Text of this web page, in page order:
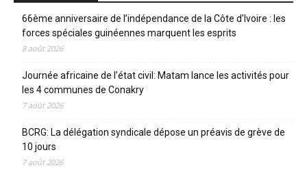
66ème anniversaire de l’indépendance de la Côte d’Ivoire : les
forces spéciales guinéennes marquent les esprits
8 août 2026
Journée africaine de l’état civil: Matam lance les activités pour
les 4 communes de Conakry
7 août 2026
BCRG: La délégation syndicale dépose un préavis de grève de
10 jours
7 août 2026